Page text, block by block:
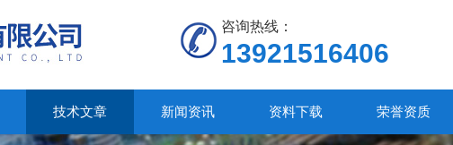
咨询热线：
13921516406
技术文章 新闻资讯 资料下载 荣誉资质